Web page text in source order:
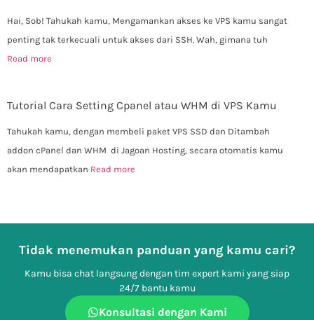
Hai, Sob! Tahukah kamu, Mengamankan akses ke VPS kamu sangat
penting tak terkecuali untuk akses dari SSH. Wah, gimana tuh
Read more
Tutorial Cara Setting Cpanel atau WHM di VPS Kamu
Tahukah kamu, dengan membeli paket VPS SSD dan Ditambah
addon cPanel dan WHM di Jagoan Hosting, secara otomatis kamu
akan mendapatkan Read more
Tidak menemukan panduan yang kamu cari?
Kamu bisa chat langsung dengan tim expert kami yang siap
24/7 bantu kamu
Konsultasi dengan Kami